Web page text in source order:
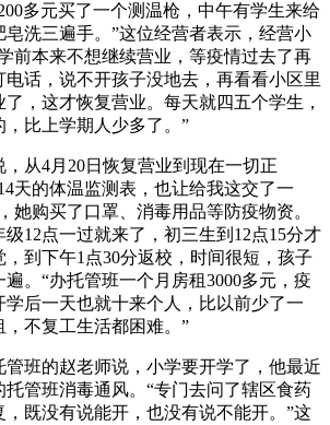
多元买了一个测温枪，中午有学生来给
洗三遍手。”这位经营者表示，经营小
前本来不想继续营业，等疫情过去了再
话，说不开孩子没地去，再看看小区里
，这才恢复营业。每天就四五个学生，
比上学期人少多了。”
4月20日恢复营业到现在一切正
天的体温监测表，也让给我这交了一
她购买了口罩、消毒用品等防疫物资。
12点一过就来了，初三生到12点15分才
到下午1点30分返校，时间很短，孩子
。“办托管班一个月房租3000多元，疫
后一天也就十来个人，比以前少了一
不复工生活都困难。”
的赵老师说，小学要开学了，他最近
管班消毒通风。“专门去问了辖区食药
，既没有说能开，也没有说不能开。”这